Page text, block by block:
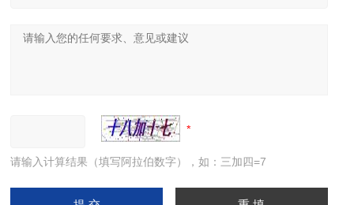
请输入计算结果（填写阿拉伯数字），如：三加四=7